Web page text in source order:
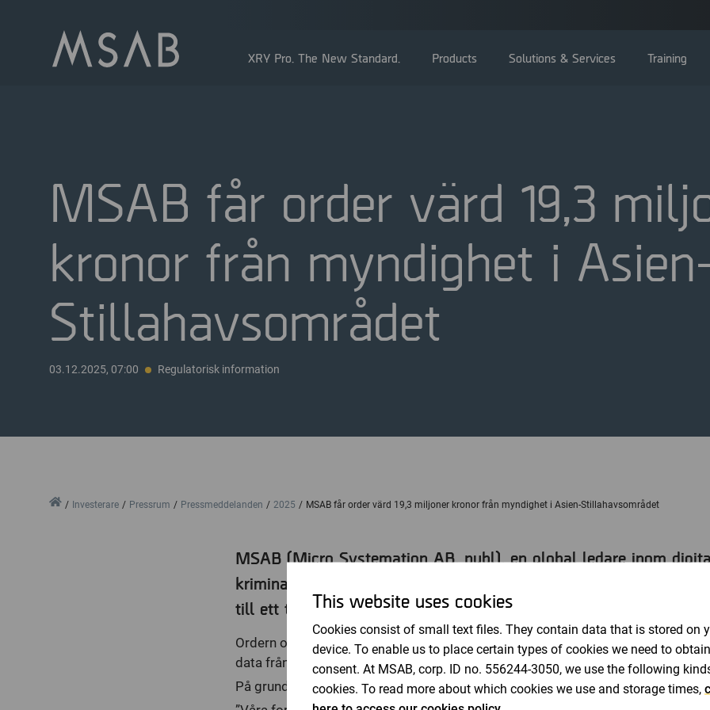
XRY Pro. The New Standard. Products Solutions & Services Training
Insidertransaktioner
Bolagsstämma
Ledning
Bolagsstyrningsrapporter
Valberedning
Bolagsordning
MSAB får order värd 19,3
kronor från myndighet i
Stillahavsområdet
03.12.2025, 07:00 Regulatorisk information
HomeInvesterare Pressrum Pressmeddelanden 2025 MSAB får order värd 19,3 miljoner kronor från myndighet i Asien-Stillahavsområdet
MSAB (Micro Systemation AB, publ), en global ledare inom
kriminalteknologi, har fått nya order från en myndighet i Asien-
till ett totalt värde av 19,3 miljoner kronor.
Ordern omfattar främst XRY Pro, företagets flaggskeppsprodukt för åtkomst
data från mobila enheter. Avtalet har en initial löptid på tre år.
På grund av sekretesskrav kan kundens identitet inte avslöjas.
This website uses cookies
Cookies consist of small text files. They contain data that is stored on
device. To enable us to place certain types of cookies we need to
consent. At MSAB, corp. ID no. 556244-3050, we use the following
cookies. To read more about which cookies we use and storage times,